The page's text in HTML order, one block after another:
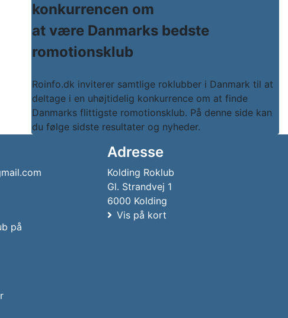
konkurrencen om
at være Danmarks bedste
romotionsklub
Roinfo.dk inviterer samtlige roklubber i Danmark til at
deltage i en uhøjtidelig konkurrence om at finde
Danmarks flittigste romotionsklub. På denne side kan
du følge sidste resultater og nyheder.
Adresse
Kolding Roklub
Gl. Strandvej 1
6000 Kolding
Vis på kort